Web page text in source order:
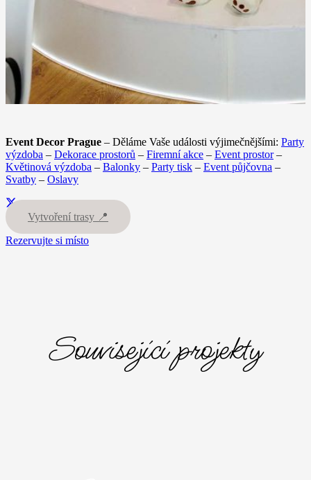
Event Decor Prague – Děláme Vaše události výjimečnějšími: Party
výzdoba – Dekorace prostorů – Firemní akce – Event prostor–
Květinová výzdoba – Balonky – Party tisk – Event půjčovna –
Svatby – Oslavy
Vytvoření trasy 📍
Rezervujte si místo
Související projekty